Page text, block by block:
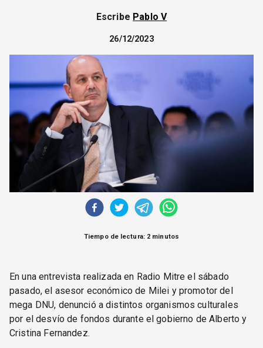
SOCIEDAD Y CULTURA
JUVENTUD
CORREO DE LECTORES
DECLARACIONES
OPINIÓN
ALTAMIRA RESPONDE
Política Obrera Revista
CONTACTO
Escribe Pablo V
26/12/2023
Tiempo de lectura: 2 minutos
En una entrevista realizada en Radio Mitre el sábado
pasado, el asesor económico de Milei y promotor del
mega DNU, denunció a distintos organismos culturales
por el desvío de fondos durante el gobierno de Alberto y
Cristina Fernandez.